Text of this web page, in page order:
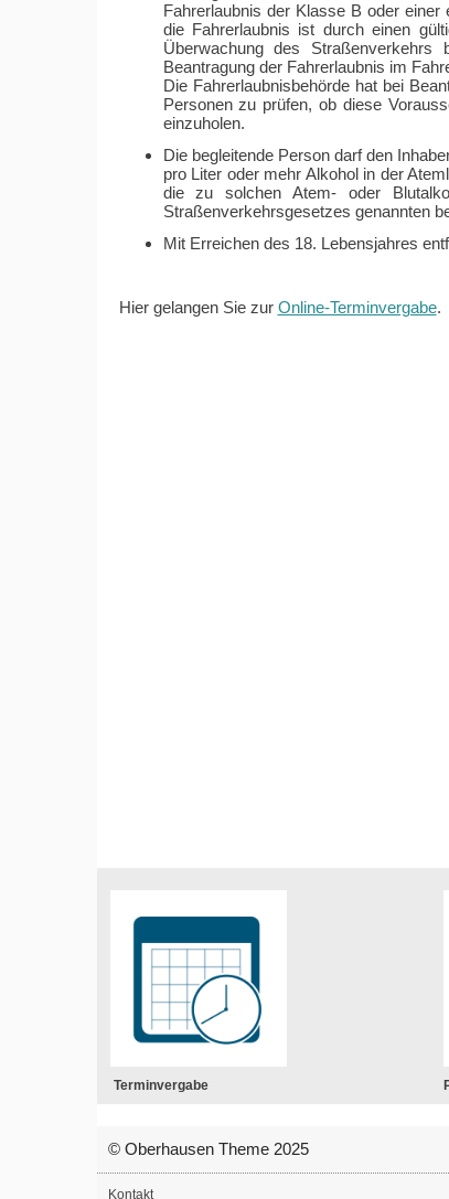
Fahrerlaubnis der Klasse B oder
die Fahrerlaubnis ist durch einen
Überwachung des
Beantragung der Fahrerlaubnis im
Die Fahrerlaubnisbehörde hat bei
Personen zu prüfen, ob diese
einzuholen.
Die begleitende Person darf den
pro Liter oder mehr Alkohol in der
die zu solchen Atem- oder
Straßenverkehrsgesetzes genannten
Mit Erreichen des 18. Lebensjahres
Hier gelangen Sie zur Online-Terminvergabe.
Terminvergabe
© Oberhausen Theme 2025
Kontakt